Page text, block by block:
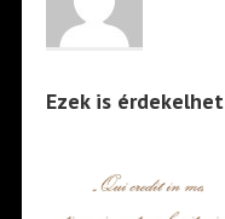
Ezek is